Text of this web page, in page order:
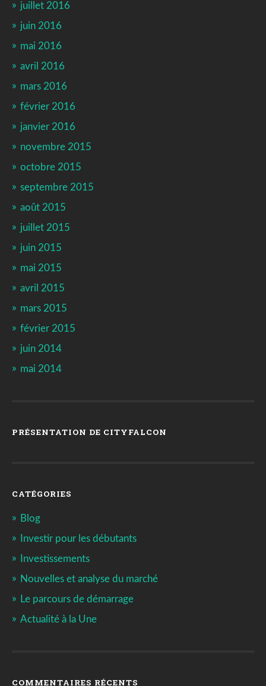
juillet 2016
juin 2016
mai 2016
avril 2016
mars 2016
février 2016
janvier 2016
novembre 2015
octobre 2015
septembre 2015
août 2015
juillet 2015
juin 2015
mai 2015
avril 2015
mars 2015
février 2015
juin 2014
mai 2014
PRÉSENTATION DE CITYFALCON
CATÉGORIES
Blog
Investir pour les débutants
Investissements
Nouvelles et analyse du marché
Le parcours de démarrage
Actualité à la Une
COMMENTAIRES RÉCENTS